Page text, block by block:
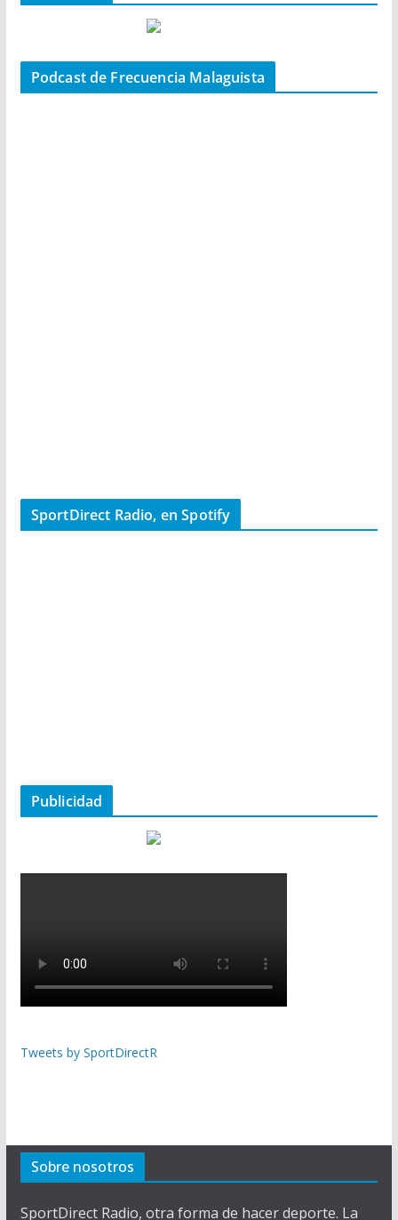
Podcast de Frecuencia Malaguista
SportDirect Radio, en Spotify
Publicidad
Tweets by SportDirectR
Sobre nosotros
SportDirect Radio, otra forma de hacer deporte. La